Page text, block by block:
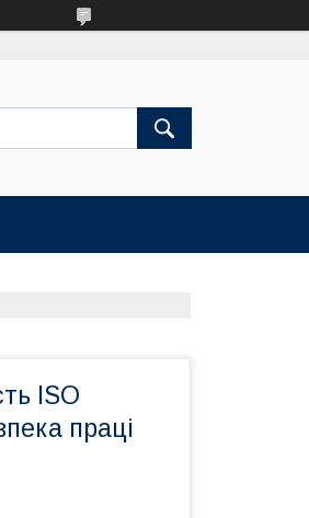
ISO
праці